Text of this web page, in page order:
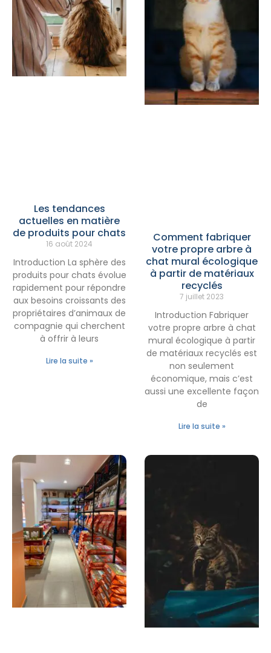
Les tendances
actuelles en matière
de produits pour chats
16 août 2024
Introduction La sphère des
produits pour chats évolue
rapidement pour répondre
aux besoins croissants des
propriétaires d’animaux de
compagnie qui cherchent
à offrir à leurs
Lire la suite »
Comment fabriquer
votre propre arbre à
chat mural écologique
à partir de matériaux
recyclés
7 juillet 2023
Introduction Fabriquer
votre propre arbre à chat
mural écologique à partir
de matériaux recyclés est
non seulement
économique, mais c’est
aussi une excellente façon
de
Lire la suite »